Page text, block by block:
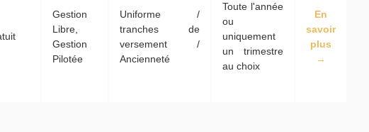
Gestion
Libre,
Gestion
Pilotée
Uniforme /
tranches de
versement /
Ancienneté
Toute l'année
ou
uniquement
un trimestre
au choix
En
savoir
plus
→